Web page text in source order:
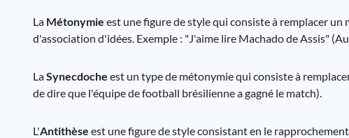
La Métonymie est une figure de style qui consiste à remplacer
d'association d'idées. Exemple : "J'aime lire Machado de Assis"
LaSynecdoche est un type de métonymie qui consiste à
de dire que l'équipe de football brésilienne a gagné le match).
L'Antithèse est une figure de style consistant en le